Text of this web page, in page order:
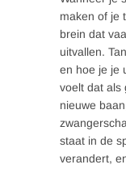
maken of je
brein dat
uitvallen.
en hoe je je
voelt dat als
nieuwe
staat in de
verandert,